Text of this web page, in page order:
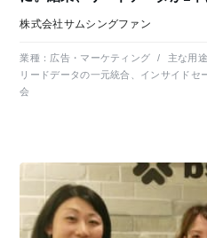
株式会社サムシングファン
業種： 広告・マーケティング / 主な用
リードデータの一元統合、インサイドセ
会